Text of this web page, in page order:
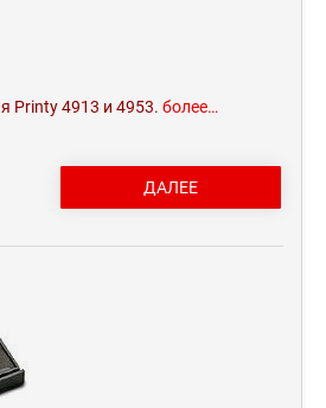
Printy 4913 и 4953. более…